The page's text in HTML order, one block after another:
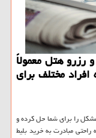
رزرو هتل معمولاً
مختلف برای
را برای شما حل كرده و
مبادرت به خرید بلیط